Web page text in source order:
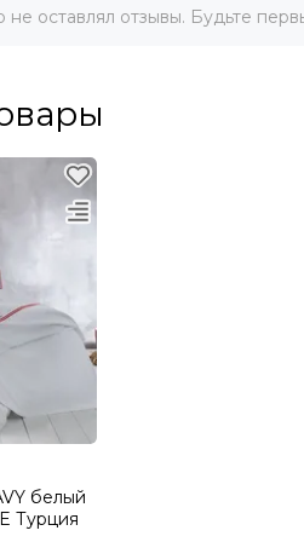
оставлял отзывы. Будьте
белый
Турция